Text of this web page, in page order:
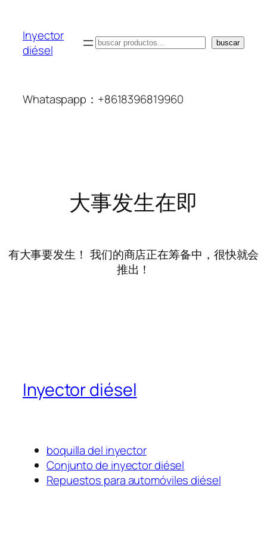
Inyector
diésel
搜
buscar
Whataspapp：+8618396819960
大事发生在即
有大事要发生！ 我们的商店正在筹备中，很快就会
推出！
Inyector diésel
boquilla del inyector
Conjunto de inyector diésel
Repuestos para automóviles diésel